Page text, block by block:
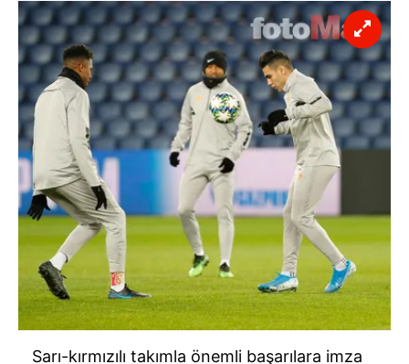
Sarı-kırmızılı takımla önemli başarılara imza